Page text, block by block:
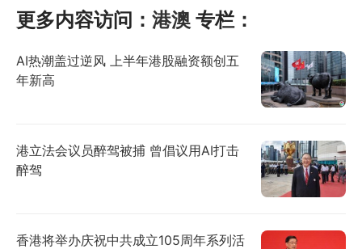
更多内容访问： 港澳 专栏：
AI热潮盖过逆风 上半年港股融资额创五
年新高
港立法会议员醉驾被捕 曾倡议用AI打击
醉驾
香港将举办庆祝中共成立105周年系列活